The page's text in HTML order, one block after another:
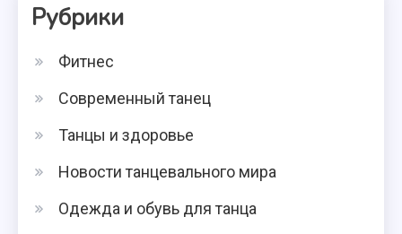
Рубрики
Фитнес
Современный танец
Танцы и здоровье
Новости танцевального мира
Одежда и обувь для танца